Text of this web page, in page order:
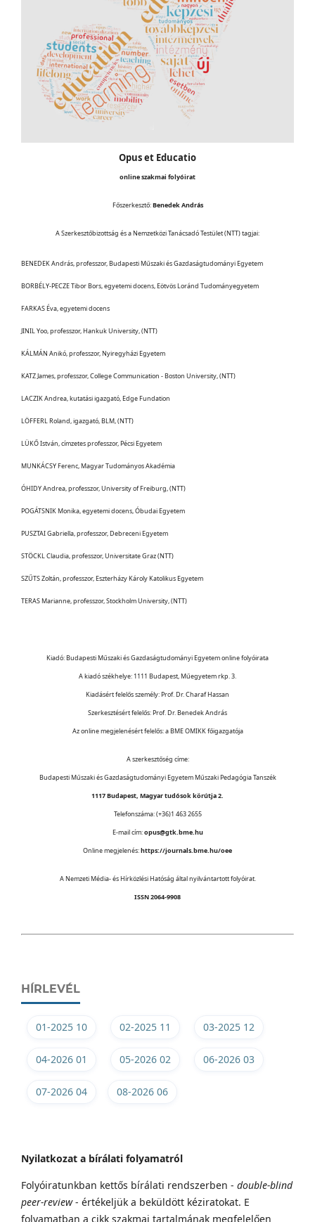
Opus et Educatio
online szakmai folyóirat
Főszerkesztő:Benedek András
A Szerkesztőbizottság és a Nemzetközi Tanácsadó Testület (NTT) tagjai:
BENEDEK András, professzor, Budapesti Műszaki és Gazdaságtudományi Egyetem
BORBÉLY-PECZE Tibor Bors, egyetemi docens, Eötvös Loránd Tudományegyetem
FARKAS Éva, egyetemi docens
JINIL Yoo, professzor, Hankuk University, (NTT)
KÁLMÁN Anikó, professzor, Nyiregyházi Egyetem
KATZ James, professzor, College Communication - Boston University, (NTT)
LACZIK Andrea, kutatási igazgató, Edge Fundation
LÖFFERL Roland, igazgató, BLM, (NTT)
LÜKŐ István, címzetes professzor, Pécsi Egyetem
MUNKÁCSY Ferenc, Magyar Tudományos Akadémia
ÓHIDY Andrea, professzor, University of Freiburg, (NTT)
POGÁTSNIK Monika, egyetemi docens, Óbudai Egyetem
PUSZTAI Gabriella, professzor, Debreceni Egyetem
STÖCKL Claudia, professzor, Universitate Graz (NTT)
SZŰTS Zoltán, professzor, Eszterházy Károly Katolikus Egyetem
TERAS Marianne, professzor, Stockholm University, (NTT)
Kiadó: Budapesti Műszaki és Gazdaságtudományi Egyetem online folyóirata
A kiadó székhelye: 1111 Budapest, Műegyetem rkp. 3.
Kiadásért felelős személy: Prof. Dr. Charaf Hassan
Szerkesztésért felelős: Prof. Dr. Benedek András
Az online megjelenésért felelős: a BME OMIKK főigazgatója
A szerkesztőség címe:
Budapesti Műszaki és Gazdaságtudományi Egyetem Műszaki Pedagógia Tanszék
1117 Budapest, Magyar tudósok körútja 2.
Telefonszáma: (+36)1 463 2655
E-mail cím:opus@gtk.bme.hu
Online megjelenés:https://journals.bme.hu/oee
A Nemzeti Média- és Hírközlési Hatóság által nyilvántartott folyóirat.
ISSN 2064-9908
HÍRLEVÉL
01-2025 10 02-2025 11 03-2025 12
04-2026 01 05-2026 02 06-2026 03
07-2026 04 08-2026 06
Nyilatkozat a bírálati folyamatról
Folyóiratunkban kettős bírálati rendszerben - double-blind
peer-review- értékeljük a beküldött kéziratokat. E
folyamatban a cikk szakmai tartalmának megfelelően